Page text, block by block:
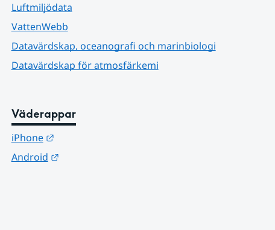
Luftmiljödata
VattenWebb
Datavärdskap, oceanografi och marinbiologi
Datavärdskap för atmosfärkemi
Väderappar
iPhone
Länk till annan webbplats.
Android
Länk till annan webbplats.